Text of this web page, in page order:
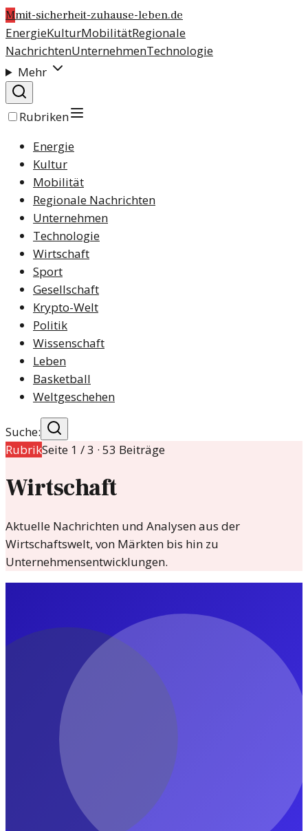
Mmit-sicherheit-zuhause-leben.de
EnergieKulturMobilitätRegionale
NachrichtenUnternehmenTechnologie
Mehr
Rubriken
Energie
Kultur
Mobilität
Regionale Nachrichten
Unternehmen
Technologie
Wirtschaft
Sport
Gesellschaft
Krypto-Welt
Politik
Wissenschaft
Leben
Basketball
Weltgeschehen
Suche:
RubrikSeite 1 /3 · 53 Beiträge
Wirtschaft
Aktuelle Nachrichten und Analysen aus der
Wirtschaftswelt, von Märkten bis hin zu
Unternehmensentwicklungen.